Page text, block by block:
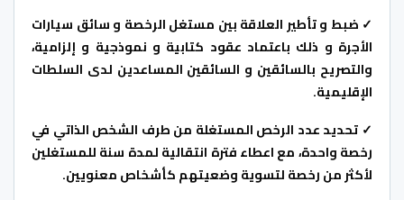
✓ ضبط و تأطير العلاقة بين مستغل الرخصة و سائق سيارات
الأجرة و ذلك باعتماد عقود كتابية و نموذجية و إلزامية،
والتصريح بالسائقين و السائقين المساعدين لدى السلطات
الإقليمية.
✓ تحديد عدد الرخص المستغلة من طرف الشخص الذاتي في
رخصة واحدة، مع اعطاء فترة انتقالية لمدة سنة للمستغلين
لأكثر من رخصة لتسوية وضعيتهم كأشخاص معنويين.